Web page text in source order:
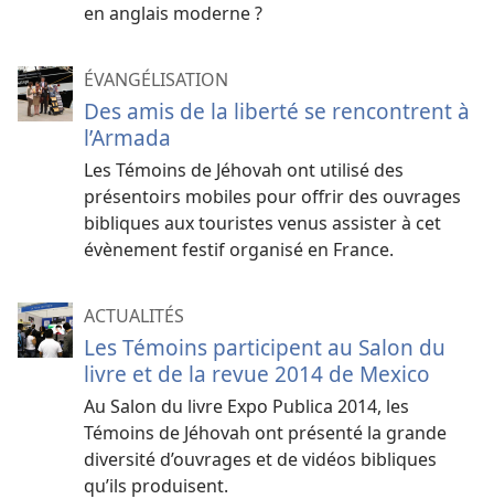
en anglais moderne ?
ÉVANGÉLISATION
Des amis de la liberté se rencontrent à
l’Armada
Les Témoins de Jéhovah ont utilisé des
présentoirs mobiles pour offrir des ouvrages
bibliques aux touristes venus assister à cet
évènement festif organisé en France.
ACTUALITÉS
Les Témoins participent au Salon du
livre et de la revue 2014 de Mexico
Au Salon du livre Expo Publica 2014, les
Témoins de Jéhovah ont présenté la grande
diversité d’ouvrages et de vidéos bibliques
qu’ils produisent.